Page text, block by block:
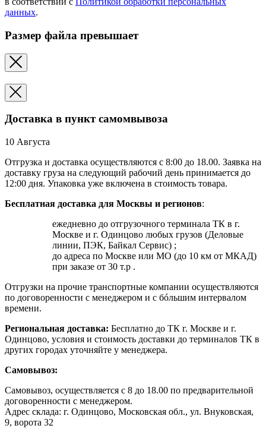
данных.
Размер файла превышает
Доставка в пункт самомвывоза
10 Августа
Отгрузка и доставка осуществляются с 8:00 до 18.00. Заявка на
доставку груза на следующий рабочий день принимается до
12:00 дня. Упаковка уже включена в стоимость товара.
Бесплатная доставка для Москвы и регионов:
ежедневно до отгрузочного терминала ТК в г.
Москве и г. Одинцово любых грузов (Деловые
линии, ПЭК, Байкал Сервис) ;
до адреса по Москве или МО (до 10 км от МКАД)
при заказе от 30 т.р .
Отгрузки на прочие транспортные компании осуществляются
по договоренности с менеджером и с бóльшим интервалом
времени.
Региональная доставка: Бесплатно до ТК г. Москве и г.
Одинцово, условия и стоимость доставки до терминалов ТК в
других городах уточняйте у менеджера.
Самовывоз:
Самовывоз, осуществляется с 8 до 18.00 по предварительной
договоренности с менеджером.
Адрес склада: г. Одинцово, Московская обл., ул. Внуковская,
9, ворота 32